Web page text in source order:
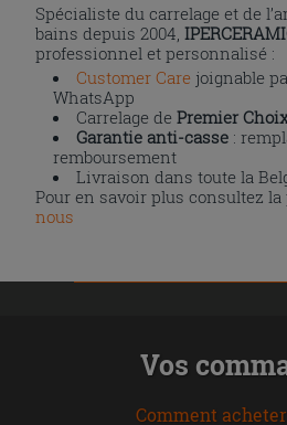
Spécialiste du carrelage et de
bains depuis 2004,
professionnel et personnalisé :
Customer Care joignable
WhatsApp
Carrelage dePremier
Garantie anti-casse :
remboursement
Livraison dans toute la
Pour en savoir plus consultez la
nous
Vos
Comment